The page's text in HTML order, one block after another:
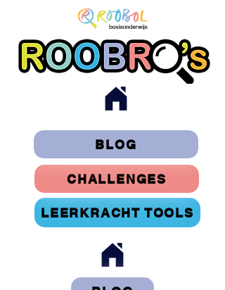
LEERKRACHT TOOLS
CHALLENGES
BLOG